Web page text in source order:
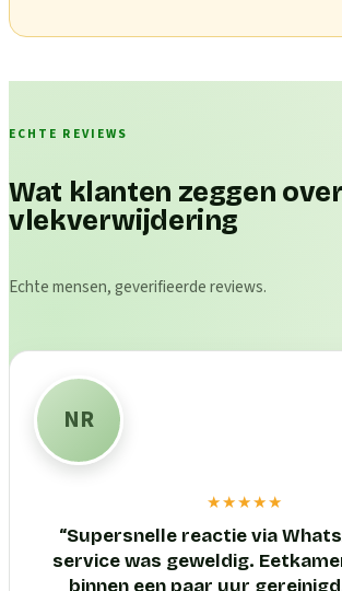
ECHTE REVIEWS
Wat klanten zeggen
vlekverwijdering
Echte mensen, geverifieerde reviews.
NR
★★★★★
“Supersnelle reactie via
service was geweldig.
binnen een paar uur